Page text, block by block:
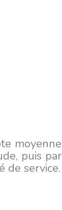
moyenne
puis par
de service.